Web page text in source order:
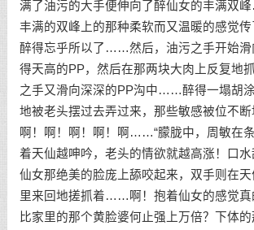
满了油污的大手便伸向了醉仙女的丰满双
丰满的双峰上的那种柔软而又温暖的感觉
醉得忘乎所以了……然后，油污之手开始滑
得天高的PP，然后在那两块大肉上反复
之手又滑向深深的PP沟中……醉得一塌胡
地被老头摆过去弄过来，那些敏感被位不断
啊！啊！啊！啊！啊……“朦胧中，周敏在
着天仙越呻吟，老头的情欲就越高涨！口
仙女那绝美的脸庞上舔咬起来，双手则在
里来回地搓抓着……啊！抱着仙女的感觉真
比家里的那个黄脸婆何止强上万倍？下体